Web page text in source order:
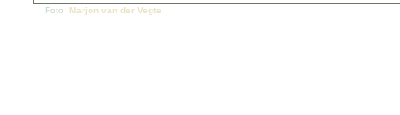
Foto: Marjon van der Vegte